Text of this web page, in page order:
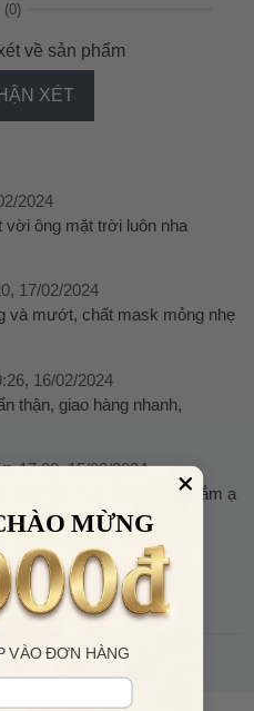
(0)
về sản phẩm
XÉT
2024
vời ông mặt trời luôn nha
17/02/2024
và mướt, chất mask mỏng nhẹ
16/02/2024
thận, giao hàng nhanh,
17:08, 15/02/2024
mẫu sẽ ủng hộ shop ưng lắm ạ
10/02/2024
2 ngày đã có
MỪNG
VÀO ĐƠN HÀNG